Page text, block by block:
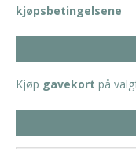
kjøpsbetingelsene
Kjøp gavekort på